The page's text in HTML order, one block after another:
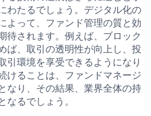
わたるでしょう。デジタル化の
よって、ファンド管理の質と効
待されます。例えば、ブロック
ば、取引の透明性が向上し、投
引環境を享受できるようになり
けることは、ファンドマネージ
なり、その結果、業界全体の持
なるでしょう。